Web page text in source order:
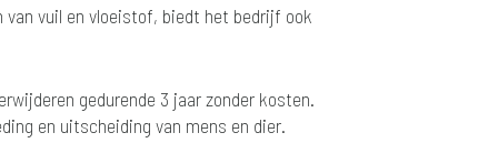
vuil en vloeistof, biedt het bedrijf ook
gedurende 3 jaar zonder kosten.
en uitscheiding van mens en dier.